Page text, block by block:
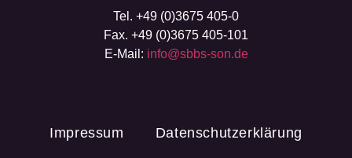
Tel. +49 (0)3675 405-0
Fax. +49 (0)3675 405-101
E-Mail: info@sbbs-son.de
Impressum Datenschutzerklärung